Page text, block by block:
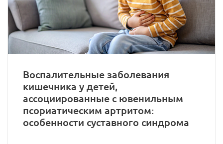
Воспалительные заболевания
кишечника у детей,
ассоциированные с ювенильным
псориатическим артритом:
особенности суставного синдрома